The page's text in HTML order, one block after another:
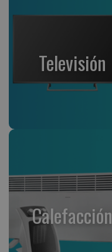
Televisión
Calefacción